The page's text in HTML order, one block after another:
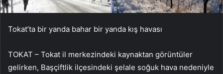
Tokat’ta bir yanda bahar bir yanda kış havası
TOKAT – Tokat il merkezindeki kaynaktan görüntüler
gelirken, Başçiftlik ilçesindeki şelale soğuk hava nedeniyle